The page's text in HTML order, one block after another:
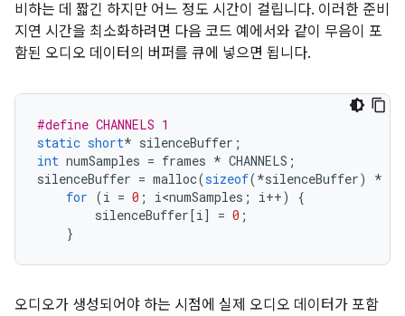
비하는 데 짧긴 하지만 어느 정도 시간이 걸립니다. 이러한 준비
지연 시간을 최소화하려면 다음 코드 예에서와 같이 무음이 포
함된 오디오 데이터의 버퍼를 큐에 넣으면 됩니다.
#define CHANNELS 1
static short* silenceBuffer ;
int numSamples = frames * CHANNELS ;
silenceBuffer = malloc(sizeof(*silenceBuffer) *
for (i = 0 ; i<numSamples ; i++)
{
silenceBuffer[i] = 0 ;
}
오디오가 생성되어야 하는 시점에 실제 오디오 데이터가 포함